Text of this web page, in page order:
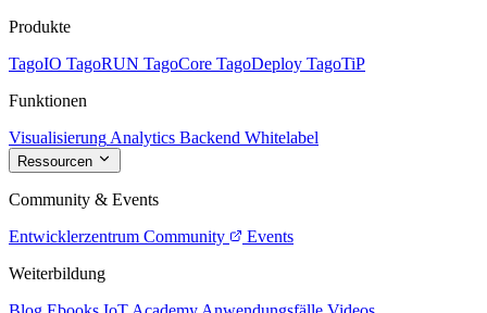
Produkte
TagoIO TagoRUN TagoCore TagoDeploy TagoTiP
Funktionen
Visualisierung Analytics Backend Whitelabel
Ressourcen
Community & Events
Entwicklerzentrum Community
Events
Weiterbildung